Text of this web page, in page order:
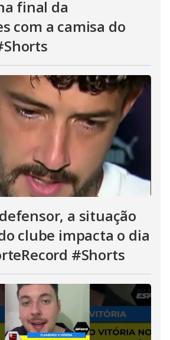
final da
com a camisa do
a situação
clube impacta o dia
#Shorts